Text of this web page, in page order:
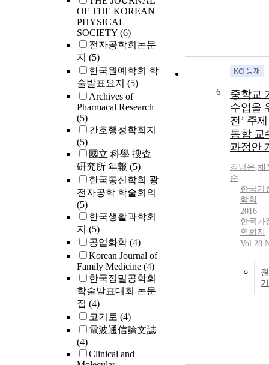
OF THE KOREAN
PHYSICAL
SOCIETY (6)
전자공학회논문
지 (5)
한국원예학회 학
술발표요지 (5)
Archives of
Pharmacal Research
(5)
간호행정학회지
(5)
國立 科學 搜査
硏究所 年報 (5)
한국통신학회 광
전자공학 학술회의
(5)
한국생활과학회
지 (5)
공업화학 (4)
Korean Journal of
Family Medicine (4)
한국정밀공학회
학술발표대회 논문
집 (4)
코기토 (4)
電波通信論文誌
(4)
Clinical and
6
중학교
수업을
전’ 주
통합 교
과정안
김남은,채
순
한국가
학회
2016
한국가
학회지
Vol.28